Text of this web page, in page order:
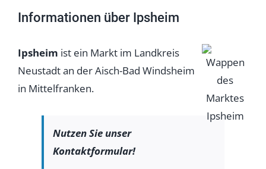
Informationen über Ipsheim
Ipsheim ist ein Markt im Landkreis
Neustadt an der Aisch-Bad Windsheim
in Mittelfranken.
Nutzen Sie unser
Kontaktformular!